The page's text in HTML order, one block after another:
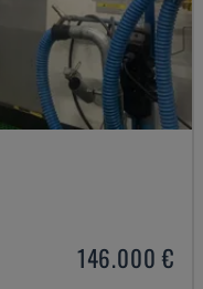
146.000 €